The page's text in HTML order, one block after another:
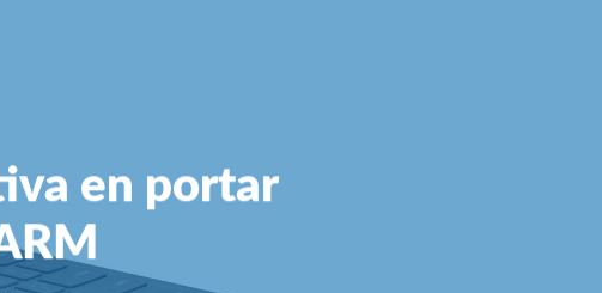
en portar